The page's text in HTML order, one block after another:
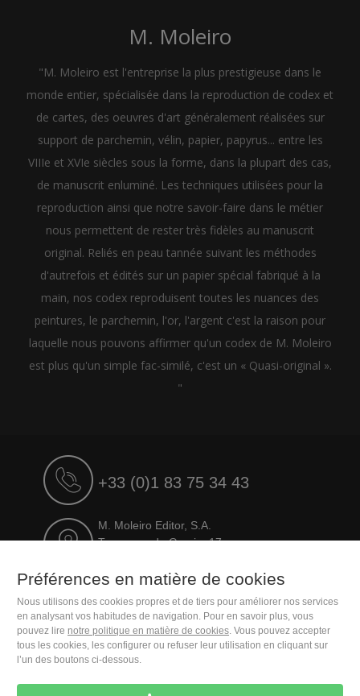
M. Moleiro
"M. Moleiro est l'entreprise la plus prestigieuse dans le
monde entier, spécialisée dans la reproduction de codex et
de cartes, des oeuvres d'art généralement réalisées sur
support de parchemin, vélin, papier, papyrus... entre les
VIIIe et XVIe siècles sous la forme, dans la plupart des cas,
de manuscrit enluminé. Les techniques utilisées pour la
reproduction ainsi que notre savoir-faire dans le métier
nous permettent de rester très fidèles au manuscrit
original. Reliés en peau tannée suivant les méthodes
d'autrefois et édités sur un papier spécial fabriqué à la
main, nos codex reproduisent toutes les nuances des
peintures, le parchemin, l'or, l'argent c'est la raison pour
laquelle nous pouvons affirmer qu'un codex de M. Moleiro
est plus qu'un simple fac-similé, c'est un « Quasi-original ».
"
+33 (0)1 83 75 34 43
M. Moleiro Editor, S.A.
Travesera de Gracia, 17
Préférences en matière de cookies
Nous utilisons des cookies propres et de tiers pour améliorer nos services
en analysant vos habitudes de navigation. Pour en savoir plus, vous
pouvez lire notre politique en matière de cookies. Vous pouvez accepter
tous les cookies, les configurer ou refuser leur utilisation en cliquant sur
l’un des boutons ci-dessous.